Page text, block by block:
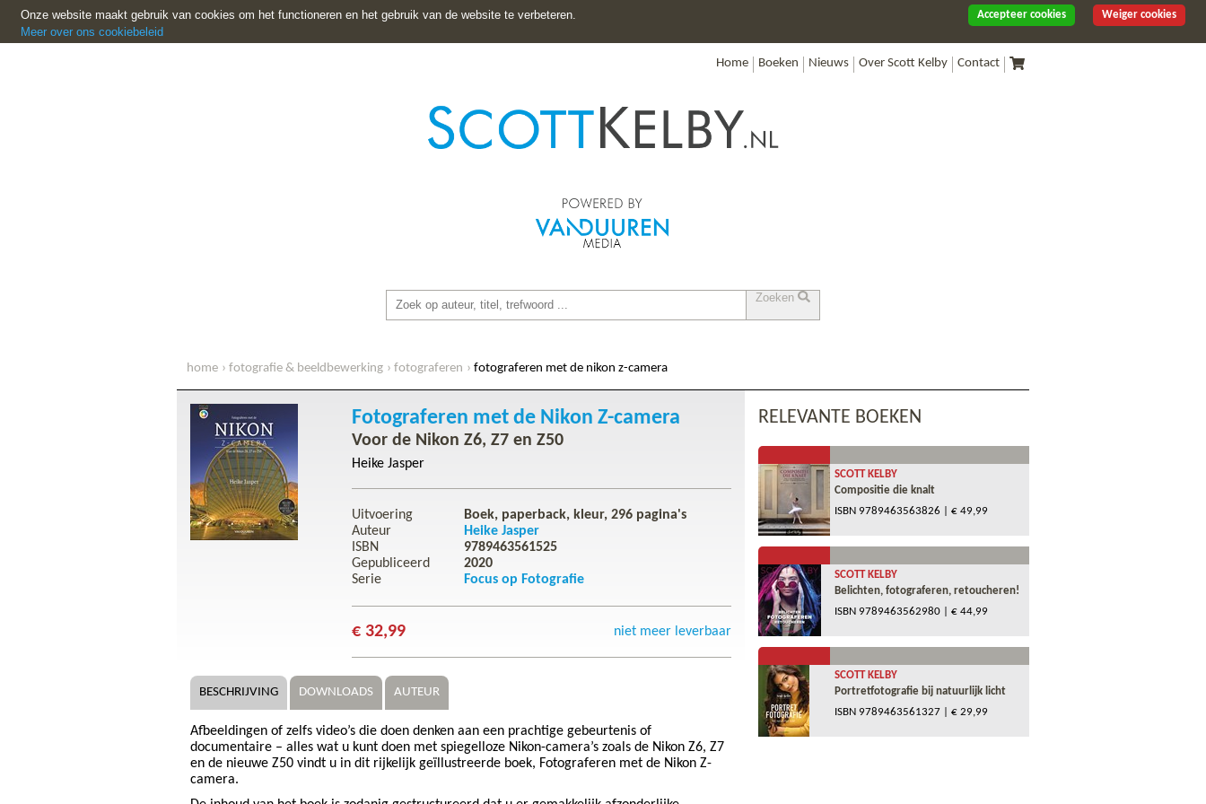
Home Boeken Nieuws Over Scott Kelby Contact
Zoeken
home fotografie & beeldbewerking fotograferen fotograferen met de nikon z-camera
Fotograferen met de Nikon Z-camera
Voor de Nikon Z6, Z7 en Z50
Heike Jasper
Uitvoering Boek, paperback, kleur, 296 pagina's
Auteur
Heike Jasper
ISBN
9789463561525
Gepubliceerd
2020
Serie
Focus op Fotografie
€ 32,99 niet meer leverbaar
BESCHRIJVING DOWNLOADS AUTEUR
Afbeeldingen of zelfs video’s die doen denken aan een prachtige gebeurtenis of
documentaire – alles wat u kunt doen met spiegelloze Nikon-camera’s zoals de Nikon Z6, Z7
en de nieuwe Z50 vindt u in dit rijkelijk geïllustreerde boek, Fotograferen met de Nikon Z-
camera.
RELEVANTE BOEKEN
SCOTT KELBY
Compositie die knalt
ISBN 9789463563826 | € 49,99
SCOTT KELBY
Belichten, fotograferen, retoucheren!
ISBN 9789463562980 | € 44,99
SCOTT KELBY
Portretfotografie bij natuurlijk licht
ISBN 9789463561327 | € 29,99
Onze website maakt gebruik van cookies om het functioneren en het gebruik van de website te verbeteren.
Meer over ons cookiebeleid
Weiger cookies
Accepteer cookies